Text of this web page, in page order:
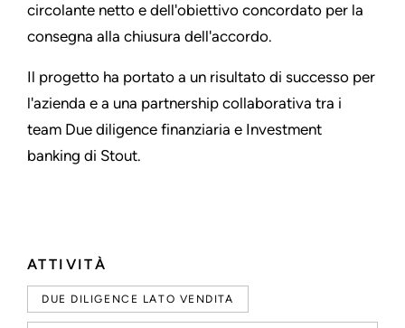
ATTIVITÀ
DUE DILIGENCE LATO VENDITA
circolante netto e dell'obiettivo concordato per la
consegna alla chiusura dell'accordo.
Il progetto ha portato a un risultato di successo per
l'azienda e a una partnership collaborativa tra i
team Due diligence finanziaria e Investment
banking di Stout.